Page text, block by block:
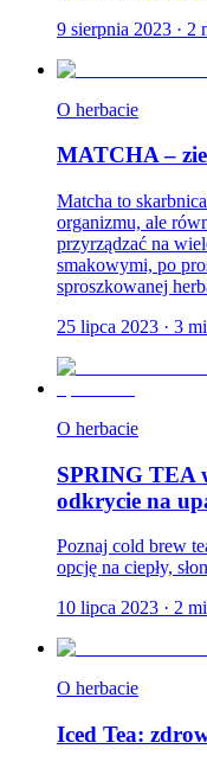
9 sierpnia 2023 · 2
O herbacie
MATCHA –
Matcha to
organizmu, ale
przyrządzać na
smakowymi, po
sproszkowanej
25 lipca 2023 · 3
O herbacie
SPRING TEA
odkrycie na
Poznaj cold brew
opcję na ciepły,
10 lipca 2023 · 2
O herbacie
Iced Tea: